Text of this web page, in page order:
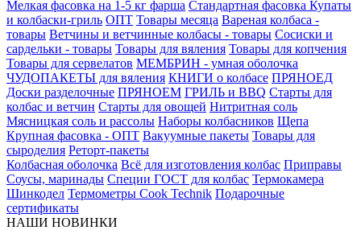
Мелкая фасовка на 1-5 кг фарша Стандартная фасовка Купаты
и колбаски-гриль ОПТ Товары месяца Вареная колбаса -
товары Ветчины и ветчинные колбасы - товары Сосиски и
сардельки - товары Товары для вяления Товары для копчения
Товары для сервелатов МЕМБРИН - умная оболочка
ЧУДОПАКЕТЫ для вяления КНИГИ о колбасе ПРЯНОЕД
Доски разделочные ПРЯНОЕМ ГРИЛЬ и BBQ Старты для
колбас и ветчин Старты для овощей Нитритная соль
Мясницкая соль и рассолы Наборы колбасников Щепа
Крупная фасовка - ОПТ Вакуумные пакеты Товары для
сыроделия Реторт-пакеты
Колбасная оболочка Всё для изготовления колбас Приправы
Соусы, маринады Специи ГОСТ для колбас Термокамера
Шинкодел Термометры Cook Technik Подарочные
сертификаты
НАШИ НОВИНКИ